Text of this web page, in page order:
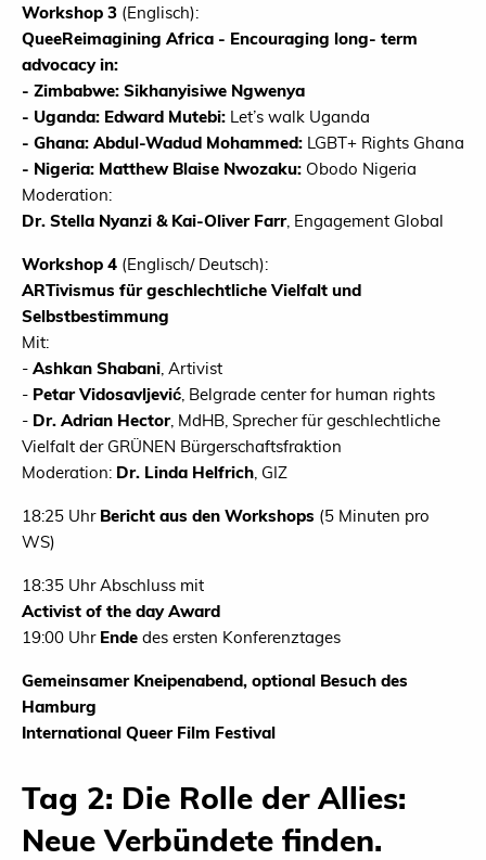
Workshop 3 (Englisch):
QueeReimagining Africa - Encouraging long- term
advocacy in:
- Zimbabwe: Sikhanyisiwe Ngwenya
- Uganda: Edward Mutebi: Let’s walk Uganda
- Ghana: Abdul-Wadud Mohammed: LGBT+ Rights Ghana
- Nigeria: Matthew Blaise Nwozaku: Obodo Nigeria
Moderation:
Dr. Stella Nyanzi & Kai-Oliver Farr, Engagement Global
Workshop 4 (Englisch/ Deutsch):
ARTivismus für geschlechtliche Vielfalt und
Selbstbestimmung
Mit:
- Ashkan Shabani , Artivist
- Petar Vidosavljević , Belgrade center for human rights
- Dr. Adrian Hector, MdHB, Sprecher für geschlechtliche
Vielfalt der GRÜNEN Bürgerschaftsfraktion
Moderation: Dr. Linda Helfrich , GIZ
18:25 Uhr Bericht aus den Workshops (5 Minuten pro
WS)
18:35 Uhr Abschluss mit
Activist of the day Award
19:00 Uhr Ende des ersten Konferenztages
Gemeinsamer Kneipenabend, optional Besuch des
Hamburg
International Queer Film Festival
Tag 2: Die Rolle der Allies:
Neue Verbündete finden.